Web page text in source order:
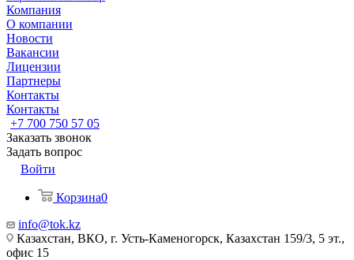
Компания
О компании
Новости
Вакансии
Лицензии
Партнеры
Контакты
Контакты
+7 700 750 57 05
Заказать звонок
Задать вопрос
Войти
Корзина0
info@tok.kz
Казахстан, ВКО, г. Усть-Каменогорск, Казахстан 159/3, 5 эт.,
офис 15